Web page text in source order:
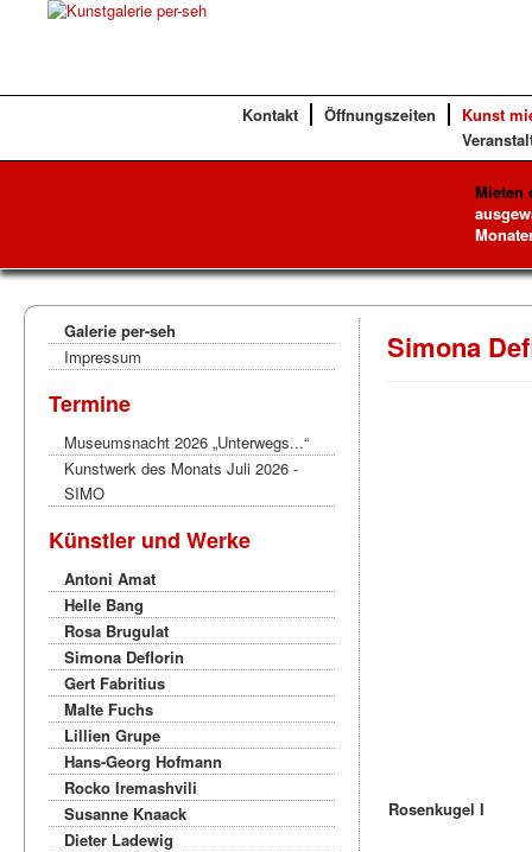
Kontakt Öffnungszeiten
Kunst
Mieten
Galerie per-seh
Impressum
Termine
Museumsnacht 2026 „Unterwegs...“
Kunstwerk des Monats Juli 2026 -
SIMO
Künstler und Werke
Antoni Amat
Helle Bang
Rosa Brugulat
Simona Deflorin
Gert Fabritius
Malte Fuchs
Lillien Grupe
Hans-Georg Hofmann
Rocko Iremashvili
Susanne Knaack
Dieter Ladewig
Simona
Rosenkugel I